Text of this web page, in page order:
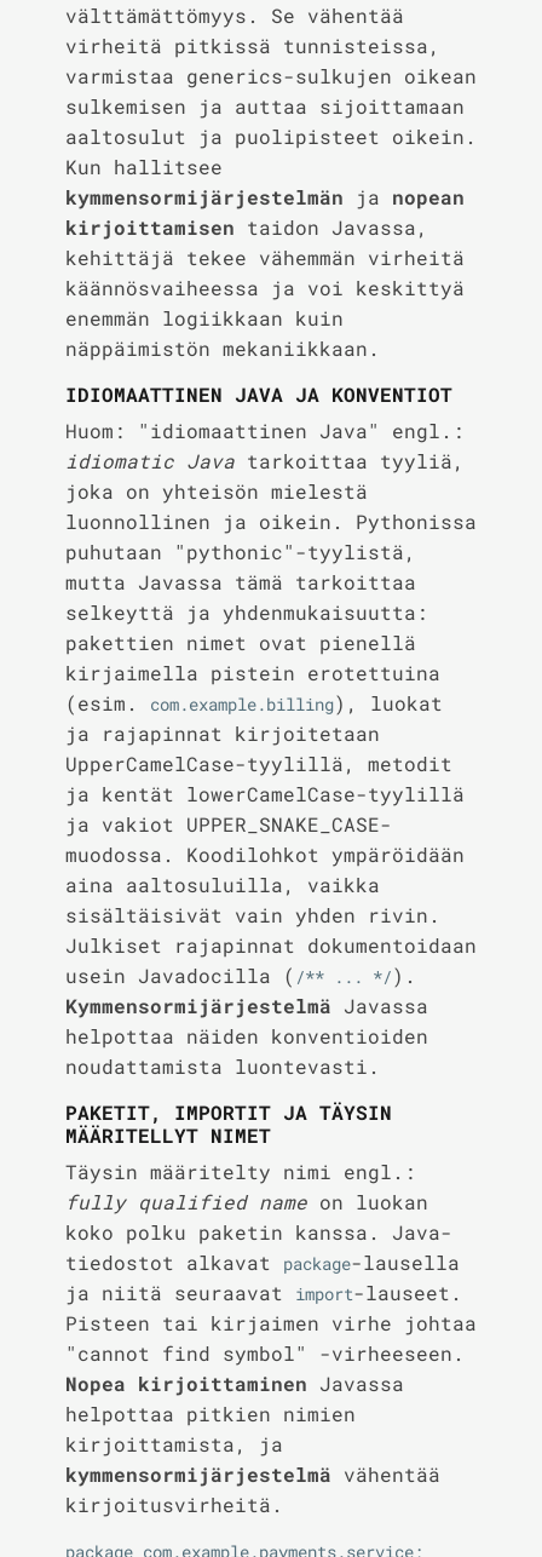
välttämättömyys. Se vähentää
virheitä pitkissä tunnisteissa,
varmistaa generics-sulkujen oikean
sulkemisen ja auttaa sijoittamaan
aaltosulut ja puolipisteet oikein.
Kun hallitsee
kymmensormijärjestelmän ja nopean
kirjoittamisen taidon Javassa,
kehittäjä tekee vähemmän virheitä
käännösvaiheessa ja voi keskittyä
enemmän logiikkaan kuin
näppäimistön mekaniikkaan.
IDIOMAATTINEN JAVA JA KONVENTIOT
Huom: "idiomaattinen Java" engl.:
idiomatic Javatarkoittaa tyyliä,
joka on yhteisön mielestä
luonnollinen ja oikein. Pythonissa
puhutaan "pythonic"-tyylistä,
mutta Javassa tämä tarkoittaa
selkeyttä ja yhdenmukaisuutta:
pakettien nimet ovat pienellä
kirjaimella pistein erotettuina
(esim.
com.example.billing), luokat
ja rajapinnat kirjoitetaan
UpperCamelCase-tyylillä, metodit
ja kentät lowerCamelCase-tyylillä
ja vakiot UPPER_SNAKE_CASE-
muodossa. Koodilohkot ympäröidään
aina aaltosuluilla, vaikka
sisältäisivät vain yhden rivin.
Julkiset rajapinnat dokumentoidaan
usein Javadocilla ( /** ... */).
Kymmensormijärjestelmä Javassa
helpottaa näiden konventioiden
noudattamista luontevasti.
PAKETIT, IMPORTIT JA TÄYSIN
MÄÄRITELLYT NIMET
Täysin määritelty nimi engl.:
fully qualified nameon luokan
koko polku paketin kanssa. Java-
tiedostot alkavat
package-lausella
ja niitä seuraavat
import-lauseet.
Pisteen tai kirjaimen virhe johtaa
"cannot find symbol" -virheeseen.
Nopea kirjoittaminen Javassa
helpottaa pitkien nimien
kirjoittamista, ja
kymmensormijärjestelmä vähentää
kirjoitusvirheitä.
package com.example.payments.service;